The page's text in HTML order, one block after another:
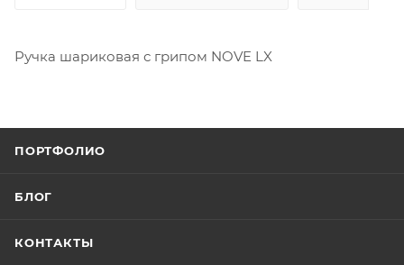
Ручка шариковая с грипом NOVE LX
ПОРТФОЛИО
БЛОГ
КОНТАКТЫ